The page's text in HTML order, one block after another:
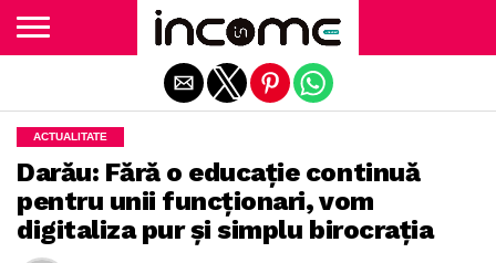
ACTUALITATE
Darău: Fără o educație continuă
pentru unii funcționari, vom
digitaliza pur și simplu birocrația
Exit mobile version